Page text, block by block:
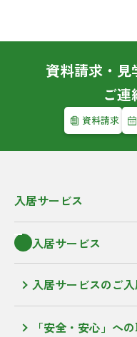
資料請求・見
ご連
資料請求
入居サービス
入居サービス
入居サービスのご
「安全・安心」へ